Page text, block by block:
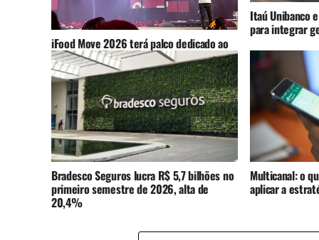
iFood Move 2026 terá palco dedicado ao
varejo
Itaú Unibanco
para integrar
Bradesco Seguros lucra R$ 5,7 bilhões no
primeiro semestre de 2026, alta de
20,4%
Multicanal: o
aplicar a